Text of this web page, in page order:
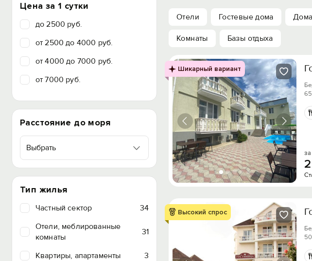
Цена за 1 сутки
до 2500 руб.
от 2500 до 4000 руб.
от 4000 до 7000 руб.
от 7000 руб.
Расстояние до моря
Выбрать
Тип жилья
Частный сектор
34
Отели, меблированные
комнаты
31
Квартиры, апартаменты
3
Отели Гостевые дома Дома
Комнаты Базы отдыха
Шикарный вариант
за
2
Высокий спрос